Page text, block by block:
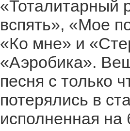
«Тоталитарный
вспять», «Мое
«Ко мне» и
«Аэробика».
песня с только
потерялись в
исполненная